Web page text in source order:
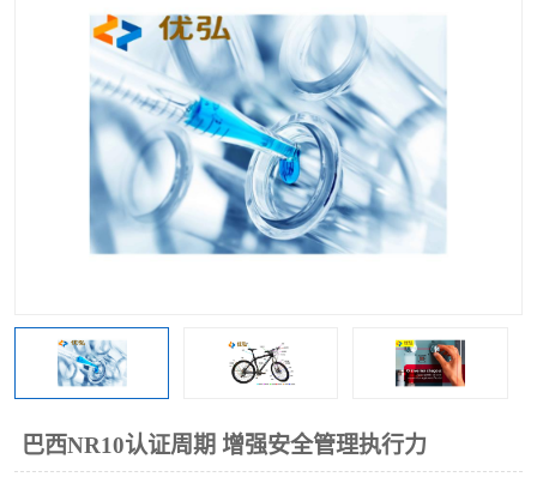
巴西NR10认证周期 增强安全管理执行力